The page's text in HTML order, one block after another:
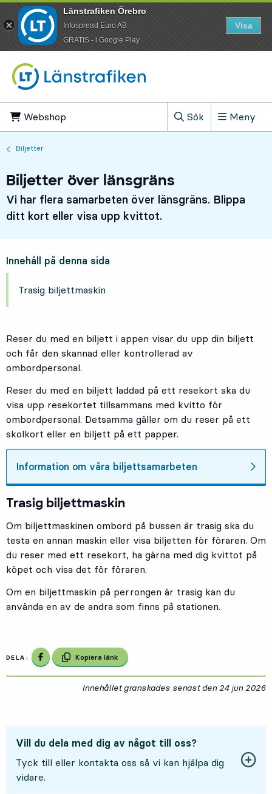
Webshop
Sök
, Visa sökfältet
Meny
Biljetter
Biljetter över länsgräns
Vi har flera samarbeten över länsgräns. Blippa
ditt kort eller visa upp kvittot.
Innehåll på denna sida
Trasig biljettmaskin
Reser du med en biljett i appen visar du upp din biljett
och får den skannad eller kontrollerad av
ombordpersonal.
Reser du med en biljett laddad på ett resekort ska du
visa upp resekortet tillsammans med kvitto för
ombordpersonal. Detsamma gäller om du reser på ett
skolkort eller en biljett på ett papper.
Information om våra biljettsamarbeten
Trasig biljettmaskin
Om biljettmaskinen ombord på bussen är trasig ska du
testa en annan maskin eller visa biljetten för föraren. Om
du reser med ett resekort, ha gärna med dig kvittot på
köpet och visa det för föraren.
Om en biljettmaskin på perrongen är trasig kan du
använda en av de andra som finns på stationen.
DELA: Dela på Facebook
Kopiera länk
Innehållet granskades senast den 24 jun 2026
Vill du dela med dig av något till oss?
Tyck till eller kontakta oss så vi kan hjälpa dig
vidare.
Länstrafiken Örebro
Infospread Euro AB
​GRATIS - i Google Play
Visa